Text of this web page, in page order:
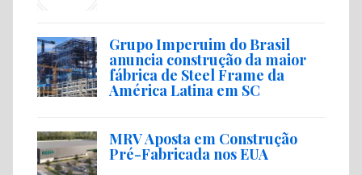
Grupo Imperuim do Brasil
anuncia construção da maior
fábrica de Steel Frame da
América Latina em SC
MRV Aposta em Construção
Pré-Fabricada nos EUA